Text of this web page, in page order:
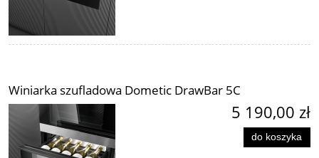
Winiarka szufladowa Dometic DrawBar 5C
5 190,00 zł
do koszyka